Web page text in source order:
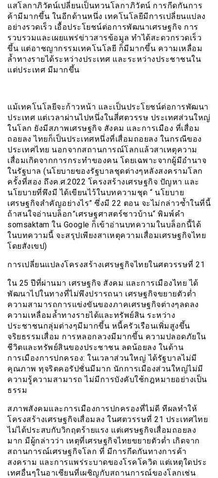
แสโลกาภิวัตน์เปลี่ยนเป็นทวนโลกาภิวัตน์ การกีดกันการ
ค้ามีมากขึ้น ในอีกด้านหนึ่ง เทคโนโลยีมีการเปลี่ยนแปลง
อย่างรวดเร็ว เอื้อประโยชน์ต่อการพัฒนาเศรษฐกิจ การ
รวบรวมและเผยแพร่ข่าวสารข้อมูล ทำได้สะดวกรวดเร็ว
ขึ้น แต่อาชญากรรมเทคโนโลยี ก็มีมากขึ้น ความเหลื่อม
ล้ำทางรายได้ระหว่างประเทศ และระหว่างประชาชนใน
แต่ประเทศ มีมากขึ้น
แม้เทคโนโลยีจะก้าวหน้า และเป็นประโยชน์ต่อการพัฒนา
ประเทศ แต่เวลาผ่านไปหนึ่งในสี่ศตวรรษ ประเทศส่วนใหญ่
ในโลก ยังมีสภาพเศรษฐกิจ สังคม และการเมือง ที่เสื่อม
ถอยลง ไทยก็เป็นประเทศหนึ่งที่เสื่อมถอยลง ในกรณีของ
ประเทศไทย นอกจากสถานการณ์โลกแล้วสาเหตุความ
เสื่อมเกิดจากการกระทำของคน โดยเฉพาะจากผู้มีอำนาจ
ในรัฐบาล (นโยบายของรัฐบาลชุดต่างๆหลังสงครามโลก
ครั้งที่สอง ถึงค.ศ.2022 โครงสร้างเศรษฐกิจ ปัญหา และ
นโยบายที่พึงมี ได้เขียนไว้ในบทความชุด “ นโยบาย
เศรษฐกิจสำคัญอย่างไร” ซึ่งมี 22 ตอน จะไม่กล่าวซ้ำในที่นี้
ถ้าสนใจอ่านบล็อก”เศรษฐศาสตร์ชาวบ้าน“ พิมพ์คำ
somsaktam ใน Google ก็เข้าอ่านบทความในบล็อกนี้ได้
ในบทความนี้ จะสรุปเพียงสาเหตุความเสื่อมเศรษฐกิจไทย
โดยสังเขป)
การเปลี่ยนแปลงโครงสร้างเศรษฐกิจไทยในศตวรรษที่ 21
ใน 25 ปีที่ผ่านมา เศรษฐกิจ สังคม และการเมืองไทย ได้
พัฒนาไปในทางที่ไม่พึงปรารถนา เศรษฐกิจขยายตัวตํ่า
ความสามารถการแข่งขันของภาคเศรษฐกิจต่างๆลดลง
ความเหลื่อมล้ำทางรายได้และทรัพย์สิน ระหว่าง
ประชาชนกลุ่มต่างๆมีมากขึ้น หนี้ครัวเรือนเพิ่มสูงขึ้น
จริยธรรมเสื่อม การหลอกลวงมีมากขึ้น ความปลอดภัยใน
ชีวิตและทรัพย์สินของประชาชน ลดน้อยลง ในด้าน
การเมืองการปกครอง: ในเวลาส่วนใหญ่ ได้รัฐบาลไม่มี
คุณภาพ ทุจริตคอรัปชั่นมีมาก นักการเมืองส่วนใหญ่ไม่มี
ความรู้ความสามารถ ไม่มีการบังคับใช้กฎหมายอย่างเป็น
ธรรม
สภาพสังคมและการเมืองการปกครองที่ไม่ดี ทีผลทำให้
โครงสร้างเศรษฐกิจเสื่อมลง ในศตวรรษที่ 21 ประเทศไทย
ไม่ได้ประสบกับวิกฤตร้ายแรง แต่เศรษฐกิจเสื่อมถอยลง
มาก มีผู้กล่าวว่า เหตุที่เศรษฐกิจไทยขยายตัวต่ำ เกิดจาก
สถานการณ์เศรษฐกิจโลก ที่ มีการกีดกันทางการค้า
สงคราม และการแพร่ระบาดของโรคโควิด แต่เหตุใดประ
เทศอื่นๆในอาเซียนที่เผชิญกับสถานการณ์ของโลกเช่น